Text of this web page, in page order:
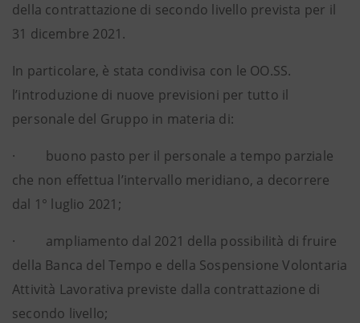
della contrattazione di secondo livello prevista per il
31 dicembre 2021.
In particolare, è stata condivisa con le OO.SS.
l’introduzione di nuove previsioni per tutto il
personale del Gruppo in materia di:
· buono pasto per il personale a tempo parziale
che non effettua l’intervallo meridiano, a decorrere
dal 1° luglio 2021;
· ampliamento dal 2021 della possibilità di fruire
della Banca del Tempo e della Sospensione Volontaria
Attività Lavorativa previste dalla contrattazione di
secondo livello;